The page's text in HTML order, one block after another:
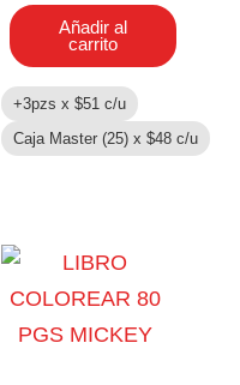
PGS
MASHA
EL
OSO
cantidad
Añadir al
carrito
+3pzs x $51 c/u
Caja Master (25) x $48 c/u